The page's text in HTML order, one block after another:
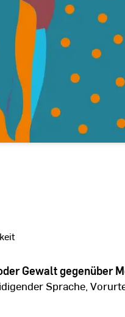
Gewalt gegenüber
Sprache,